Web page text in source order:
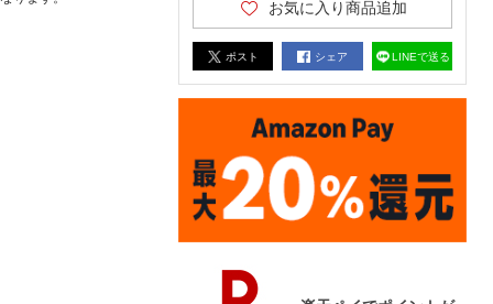
お気に入り商品追加
ポスト シェア LINEで送る